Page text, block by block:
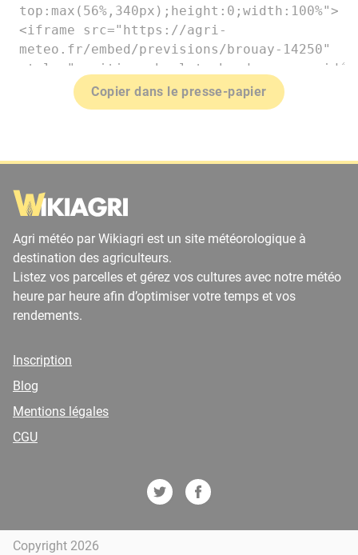
Copier dans le presse-papier
Agri météo par Wikiagri est un site météorologique à
destination des agriculteurs.
Listez vos parcelles et gérez vos cultures avec notre météo
heure par heure afin d’optimiser votre temps et vos
rendements.
Inscription
Blog
Mentions légales
CGU
Copyright 2026